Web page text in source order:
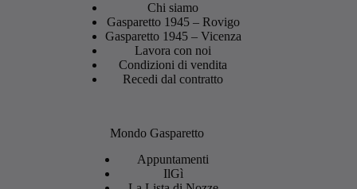
Chi siamo
Gasparetto 1945 – Rovigo
Gasparetto 1945 – Vicenza
Lavora con noi
Condizioni di vendita
Recedi dal contratto
Mondo Gasparetto
Appuntamenti
IlGì